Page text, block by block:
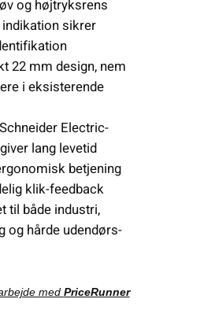
og højtryksrens
sikrer
22 mm design, nem
i eksisterende
Electric-
lang levetid
betjening
klik-feedback
til både industri,
og hårde udendørs­
med PriceRunner